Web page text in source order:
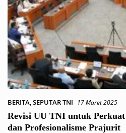
BERITA,SEPUTAR TNI 17 Maret 2025
Revisi UU TNI untuk
dan Profesionalisme Prajurit